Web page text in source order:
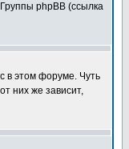
phpBB (ссылка
в этом форуме. Чуть
них же зависит,